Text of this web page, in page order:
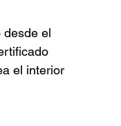
desde el
el interior